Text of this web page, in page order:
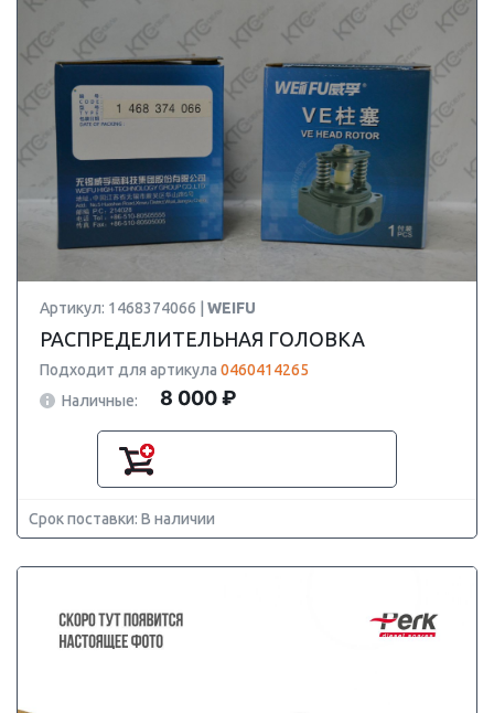
Артикул: 1468374066 | WEIFU
РАСПРЕДЕЛИТЕЛЬНАЯ ГОЛОВКА
Подходит для артикула 0460414265
Наличные:
8 000 ₽
Срок поставки: В наличии